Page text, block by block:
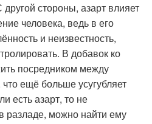
стороны, азарт влияет
человека, ведь в его
и неизвестность,
В добавок ко
посредником между
ещё больше усугубляет
есть азарт, то не
разладе, можно найти ему